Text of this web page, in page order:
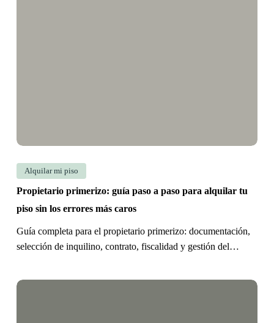
sin
los
errores
caros
Alquilar mi piso
Propietario primerizo: guía paso a paso para alquilar tu
piso sin los errores más caros
Guía completa para el propietario primerizo: documentación,
selección de inquilino, contrato, fiscalidad y gestión del…
Alquilar